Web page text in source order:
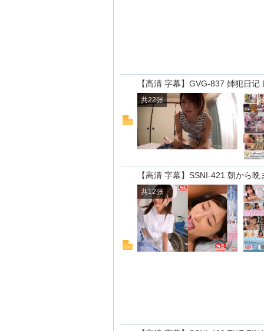
【高清 字幕】GVG-837 姉犯日记
共22张
【高清 字幕】SSNI-421 朝から
共12张